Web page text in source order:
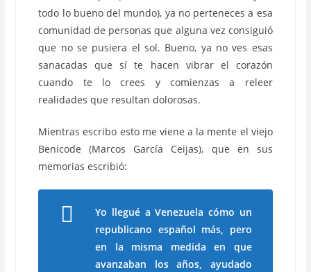
todo lo bueno del mundo), ya no perteneces a esa
comunidad de personas que alguna vez consiguió
que no se pusiera el sol. Bueno, ya no ves esas
sanacadas que sí te hacen vibrar el corazón
cuando te lo crees y comienzas a releer
realidades que resultan dolorosas.
Mientras escribo esto me viene a la mente el viejo
Benicode (Marcos García Ceijas), que en sus
memorias escribió:
Yo llegué a Venezuela cómo un
republicano español más, pero
en la misma medida en que
avanzaban los años, ayudado